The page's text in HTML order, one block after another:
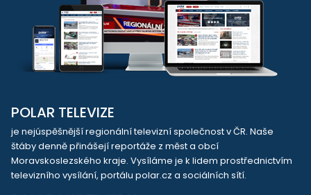
POLAR TELEVIZE
je nejúspěšnější regionální televizní společnost v ČR. Naše
štáby denně přinášejí reportáže z měst a obcí
Moravskoslezského kraje. Vysíláme je k lidem prostřednictvím
televizního vysílání, portálu polar.cz a sociálních sítí.